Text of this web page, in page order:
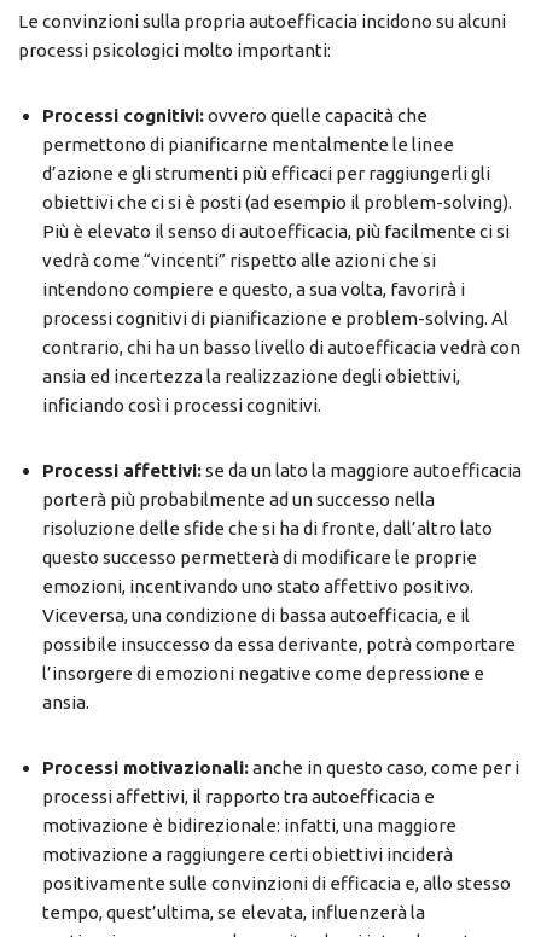
Le convinzioni sulla propria autoefficacia incidono su alcuni
processi psicologici molto importanti:
Processi cognitivi:ovvero quelle capacità che
permettono di pianificarne mentalmente le linee
d’azione e gli strumenti più efficaci per raggiungerli gli
obiettivi che ci si è posti (ad esempio il problem-solving).
Più è elevato il senso di autoefficacia, più facilmente ci si
vedrà come “vincenti” rispetto alle azioni che si
intendono compiere e questo, a sua volta, favorirà i
processi cognitivi di pianificazione e problem-solving. Al
contrario, chi ha un basso livello di autoefficacia vedrà con
ansia ed incertezza la realizzazione degli obiettivi,
inficiando così i processi cognitivi.
Processi affettivi:se da un lato la maggiore autoefficacia
porterà più probabilmente ad un successo nella
risoluzione delle sfide che si ha di fronte, dall’altro lato
questo successo permetterà di modificare le proprie
emozioni, incentivando uno stato affettivo positivo.
Viceversa, una condizione di bassa autoefficacia, e il
possibile insuccesso da essa derivante, potrà comportare
l’insorgere di emozioni negative come depressione e
ansia.
Processi motivazionali:anche in questo caso, come per i
processi affettivi, il rapporto tra autoefficacia e
motivazione è bidirezionale: infatti, una maggiore
motivazione a raggiungere certi obiettivi inciderà
positivamente sulle convinzioni di efficacia e, allo stesso
tempo, quest’ultima, se elevata, influenzerà la